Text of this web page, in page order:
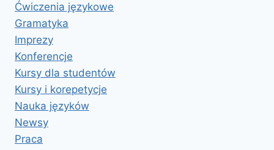
Ćwiczenia językowe
Gramatyka
Imprezy
Konferencje
Kursy dla studentów
Kursy i korepetycje
Nauka języków
Newsy
Praca